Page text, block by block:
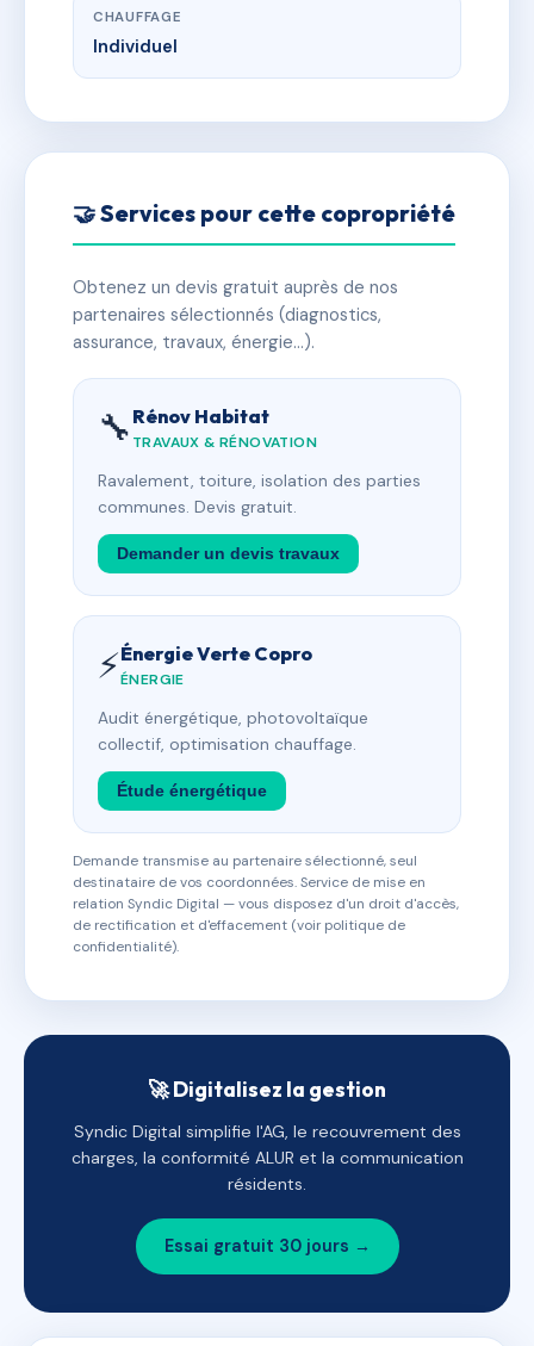
CHAUFFAGE
Individuel
🤝 Services pour cette copropriété
Obtenez un devis gratuit auprès de nos
partenaires sélectionnés (diagnostics,
assurance, travaux, énergie…).
🔧 Rénov Habitat
TRAVAUX & RÉNOVATION
Ravalement, toiture, isolation des parties
communes. Devis gratuit.
Demander un devis travaux
⚡Énergie Verte Copro
ÉNERGIE
Audit énergétique, photovoltaïque
collectif, optimisation chauffage.
Étude énergétique
Demande transmise au partenaire sélectionné, seul
destinataire de vos coordonnées. Service de mise en
relation Syndic Digital — vous disposez d'un droit d'accès,
de rectification et d'effacement (voir politique de
confidentialité).
🚀 Digitalisez la gestion
Syndic Digital simplifie l'AG, le recouvrement des
charges, la conformité ALUR et la communication
résidents.
Essai gratuit 30 jours →